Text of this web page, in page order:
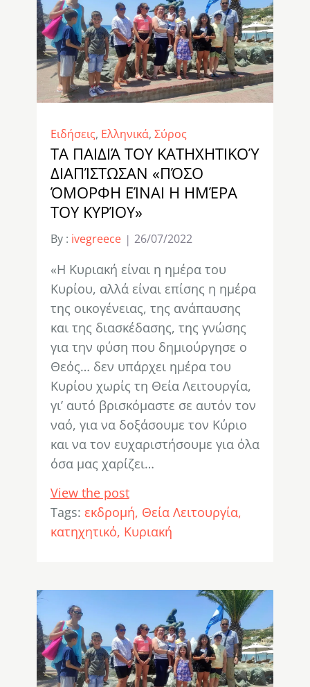
Ειδήσεις, Ελληνικά, Σύρος
ΤΑ ΠΑΙΔΙΆ ΤΟΥ ΚΑΤΗΧΗΤΙΚΟΎ
ΔΙΑΠΊΣΤΩΣΑΝ «ΠΌΣΟ
ΌΜΟΡΦΗ ΕΊΝΑΙ Η ΗΜΈΡΑ
ΤΟΥ ΚΥΡΊΟΥ»
By : ivegreece 26/07/2022
«Η Κυριακή είναι η ημέρα του
Κυρίου, αλλά είναι επίσης η ημέρα
της οικογένειας, της ανάπαυσης
και της διασκέδασης, της γνώσης
για την φύση που δημιούργησε ο
Θεός… δεν υπάρχει ημέρα του
Κυρίου χωρίς τη Θεία Λειτουργία,
γι’ αυτό βρισκόμαστε σε αυτόν τον
ναό, για να δοξάσουμε τον Κύριο
και να τον ευχαριστήσουμε για όλα
όσα μας χαρίζει…
View the post
Tags: εκδρομή Θεία Λειτουργία
κατηχητικό Κυριακή